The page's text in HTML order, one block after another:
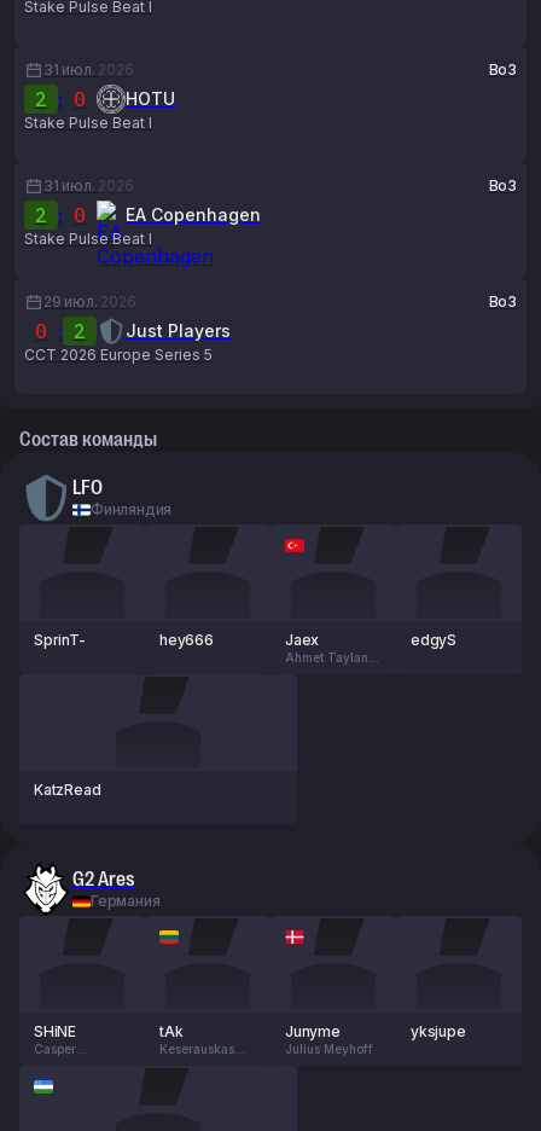
Stake Pulse Beat I
31 июл. 2026 Bo3
2 : 0 HOTU
Stake Pulse Beat I
31 июл. 2026 Bo3
2 : 0 EA Copenhagen
Stake Pulse Beat I
29 июл. 2026 Bo3
0 : 2 Just Players
CCT 2026 Europe Series 5
Состав команды
LFO
Финляндия
SprinT- hey666 Jaex
Ahmet Taylan
edgyS
KatzRead
G2 Ares
Германия
SHiNE
Casper
tAk
Keserauskas
Junyme
Julius Meyhoff
yksjupe